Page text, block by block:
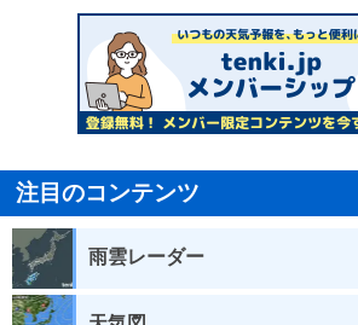
注目のコンテンツ
雨雲レーダー